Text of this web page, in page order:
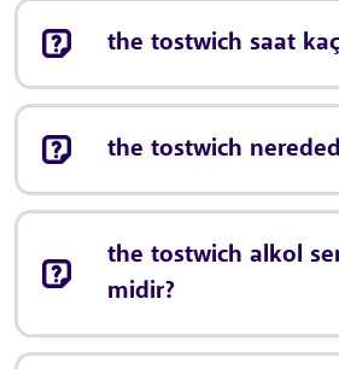
the tostwich saat
the tostwich
the tostwich alkol
midir?